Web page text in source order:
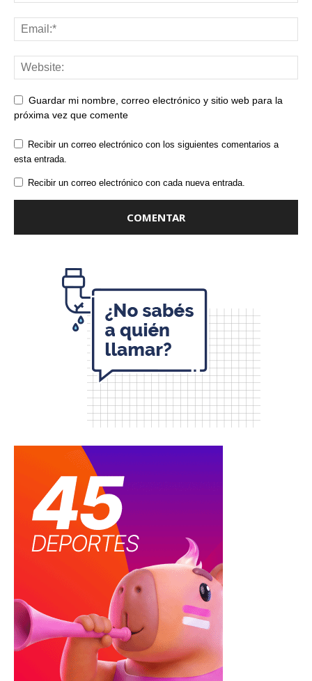
Guardar mi nombre, correo electrónico y sitio web para la
próxima vez que comente
Recibir un correo electrónico con los siguientes comentarios a
esta entrada.
Recibir un correo electrónico con cada nueva entrada.